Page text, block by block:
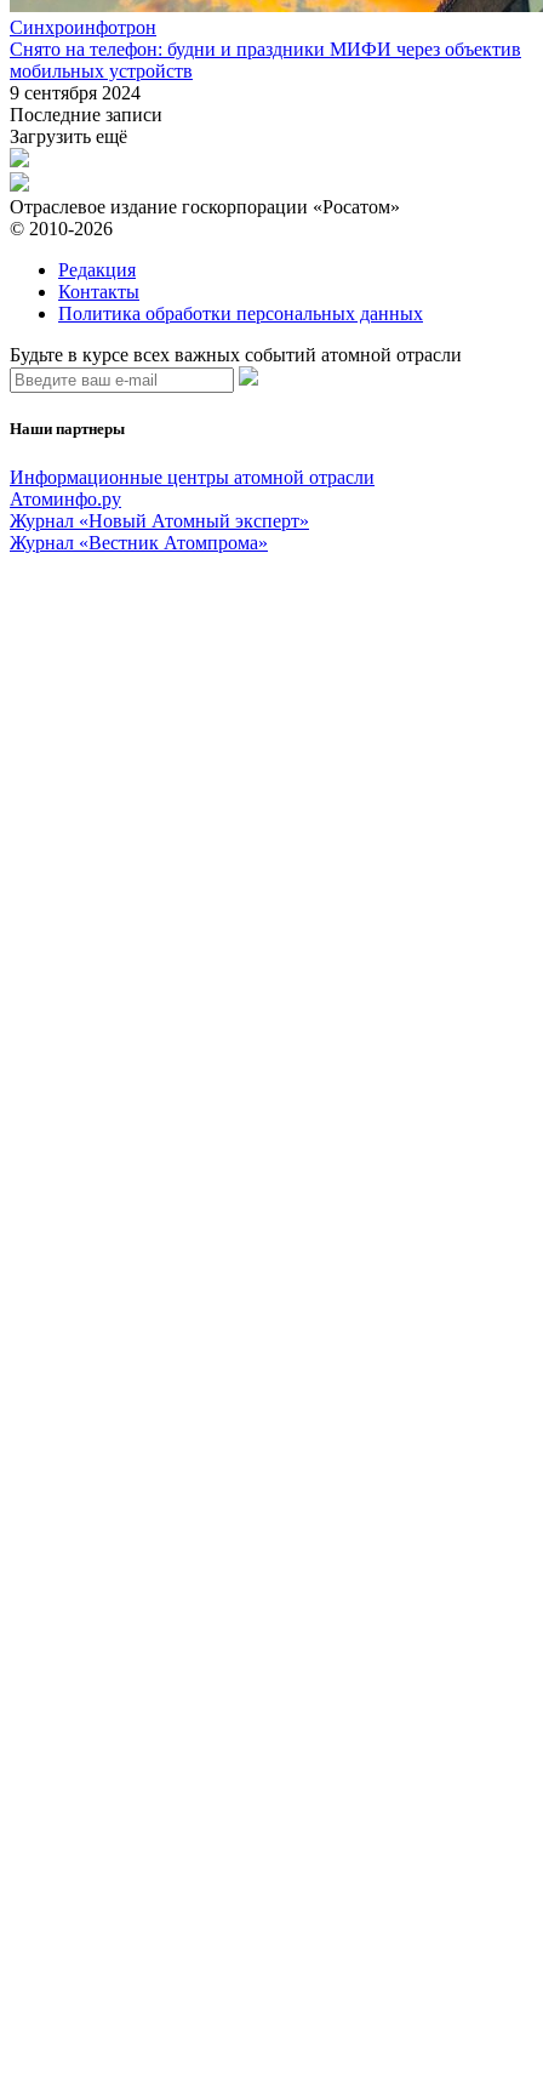
Синхроинфотрон
Снято на телефон: будни и праздники МИФИ через объектив
мобильных устройств
9 сентября 2024
Последние записи
Загрузить ещё
Отраслевое издание госкорпорации «Росатом»
© 2010-2026
Редакция
Контакты
Политика обработки персональных данных
Будьте в курсе всех важных событий атомной отрасли
Наши партнеры
Информационные центры атомной отрасли
Атоминфо.ру
Журнал «Новый Атомный эксперт»
Журнал «Вестник Атомпрома»